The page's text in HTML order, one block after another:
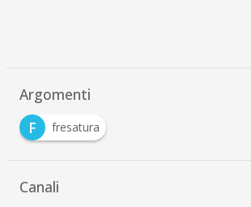
Argomenti
F
fresatura
Canali